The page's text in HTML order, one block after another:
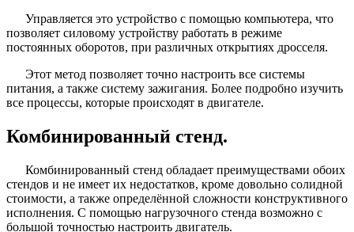
Управляется это устройство с помощью компьютера, что
позволяет силовому устройству работать в режиме
постоянных оборотов, при различных открытиях дросселя.
Этот метод позволяет точно настроить все системы
питания, а также систему зажигания. Более подробно изучить
все процессы, которые происходят в двигателе.
Комбинированный стенд.
Комбинированный стенд обладает преимуществами обоих
стендов и не имеет их недостатков, кроме довольно солидной
стоимости, а также определённой сложности конструктивного
исполнения. С помощью нагрузочного стенда возможно с
большой точностью настроить двигатель.